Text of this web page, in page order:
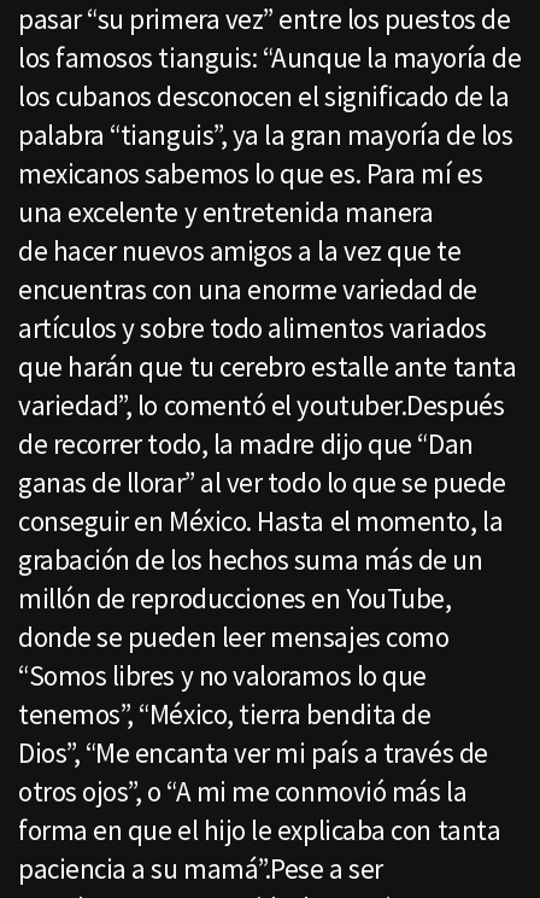
pasar “su primera vez” entre los puestos de
los famosos tianguis: “Aunque la mayoría de
los cubanos desconocen el significado de la
palabra “tianguis”, ya la gran mayoría de los
mexicanos sabemos lo que es. Para mí es
una excelente y entretenida manera
de hacer nuevos amigos a la vez que te
encuentras con una enorme variedad de
artículos y sobre todo alimentos variados
que harán que tu cerebro estalle ante tanta
variedad”, lo comentó el youtuber.Después
de recorrer todo, la madre dijo que “Dan
ganas de llorar” al ver todo lo que se puede
conseguir en México. Hasta el momento, la
grabación de los hechos suma más de un
millón de reproducciones en YouTube,
donde se pueden leer mensajes como
“Somos libres y no valoramos lo que
tenemos”, “México, tierra bendita de
Dios”, “Me encanta ver mi país a través de
otros ojos”, o “A mi me conmovió más la
forma en que el hijo le explicaba con tanta
paciencia a su mamá”.Pese a ser